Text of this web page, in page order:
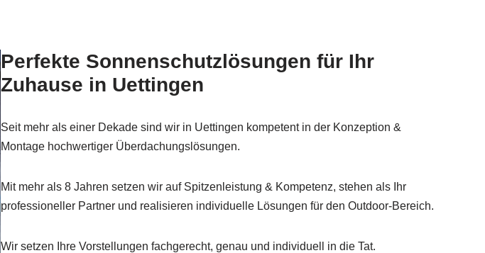
Perfekte Sonnenschutzlösungen für Ihr
Zuhause in Uettingen
Seit mehr als einer Dekade sind wir in Uettingen kompetent in der Konzeption &
Montage hochwertiger Überdachungslösungen.
Mit mehr als 8 Jahren setzen wir auf Spitzenleistung & Kompetenz, stehen als Ihr
professioneller Partner und realisieren individuelle Lösungen für den Outdoor-Bereich.
Wir setzen Ihre Vorstellungen fachgerecht, genau und individuell in die Tat.